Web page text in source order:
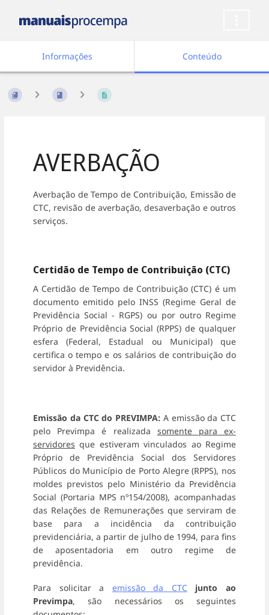
Informações Conteúdo
AVERBAÇÃO
Averbação de Tempo de Contribuição, Emissão de
CTC, revisão de averbação, desaverbação e outros
serviços.
Certidão de Tempo de Contribuição (CTC)
A Certidão de Tempo de Contribuição (CTC) é um
documento emitido pelo INSS (Regime Geral de
Previdência Social - RGPS) ou por outro Regime
Próprio de Previdência Social (RPPS) de qualquer
esfera (Federal, Estadual ou Municipal) que
certifica o tempo e os salários de contribuição do
servidor à Previdência.
Emissão da CTC do PREVIMPA: A emissão da CTC
pelo Previmpa é realizada somente para ex-
servidores que estiveram vinculados ao Regime
Próprio de Previdência Social dos Servidores
Públicos do Município de Porto Alegre (RPPS), nos
moldes previstos pelo Ministério da Previdência
Social (Portaria MPS nº154/2008), acompanhadas
das Relações de Remunerações que serviram de
base para a incidência da contribuição
previdenciária, a partir de julho de 1994, para fins
de aposentadoria em outro regime de
previdência.
Para solicitar a emissão da CTC
junto ao
Previmpa, são necessários os seguintes